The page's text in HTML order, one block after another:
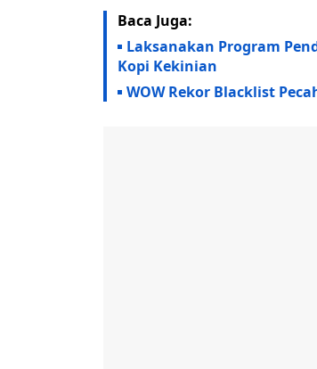
Baca Juga:
Laksanakan Program
Kopi Kekinian
WOW Rekor Blacklist